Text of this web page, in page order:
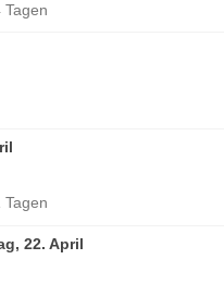
Tagen
Tagen
22. April